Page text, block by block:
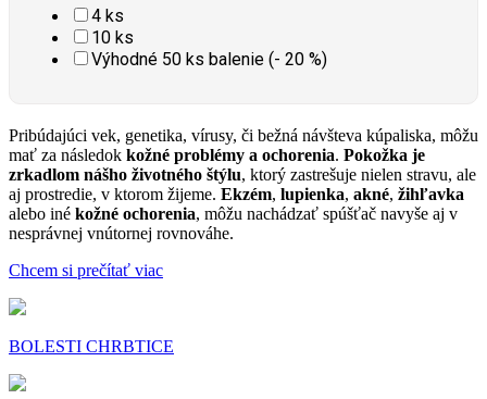
4 ks
10 ks
Výhodné 50 ks balenie (- 20 %)
Pribúdajúci vek, genetika, vírusy, či bežná návšteva kúpaliska, môžu
mať za následok kožné problémy a ochorenia. Pokožka je
zrkadlom nášho životného štýlu, ktorý zastrešuje nielen stravu, ale
aj prostredie, v ktorom žijeme. Ekzém, lupienka, akné, žihľavka
alebo iné kožné ochorenia, môžu nachádzať spúšťač navyše aj v
nesprávnej vnútornej rovnováhe.
Chcem si prečítať viac
BOLESTI CHRBTICE